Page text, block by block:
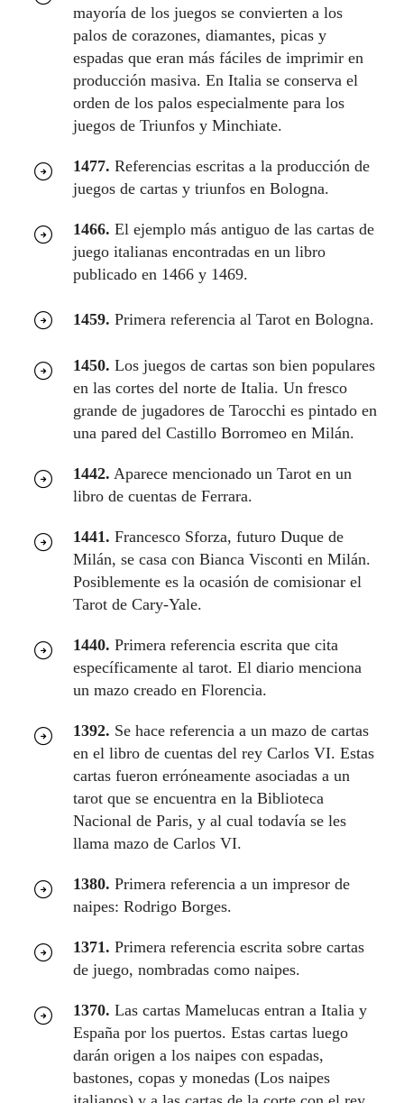
mayoría de los juegos se convierten a los
palos de corazones, diamantes, picas y
espadas que eran más fáciles de imprimir en
producción masiva. En Italia se conserva el
orden de los palos especialmente para los
juegos de Triunfos y Minchiate.
1477. Referencias escritas a la producción de
juegos de cartas y triunfos en Bologna.
1466. El ejemplo más antiguo de las cartas de
juego italianas encontradas en un libro
publicado en 1466 y 1469.
1459. Primera referencia al Tarot en Bologna.
1450. Los juegos de cartas son bien populares
en las cortes del norte de Italia. Un fresco
grande de jugadores de Tarocchi es pintado en
una pared del Castillo Borromeo en Milán.
1442. Aparece mencionado un Tarot en un
libro de cuentas de Ferrara.
1441. Francesco Sforza, futuro Duque de
Milán, se casa con Bianca Visconti en Milán.
Posiblemente es la ocasión de comisionar el
Tarot de Cary-Yale.
1440. Primera referencia escrita que cita
específicamente al tarot. El diario menciona
un mazo creado en Florencia.
1392. Se hace referencia a un mazo de cartas
en el libro de cuentas del rey Carlos VI. Estas
cartas fueron erróneamente asociadas a un
tarot que se encuentra en la Biblioteca
Nacional de Paris, y al cual todavía se les
llama mazo de Carlos VI.
1380. Primera referencia a un impresor de
naipes: Rodrigo Borges.
1371. Primera referencia escrita sobre cartas
de juego, nombradas como naipes.
1370. Las cartas Mamelucas entran a Italia y
España por los puertos. Estas cartas luego
darán origen a los naipes con espadas,
bastones, copas y monedas (Los naipes